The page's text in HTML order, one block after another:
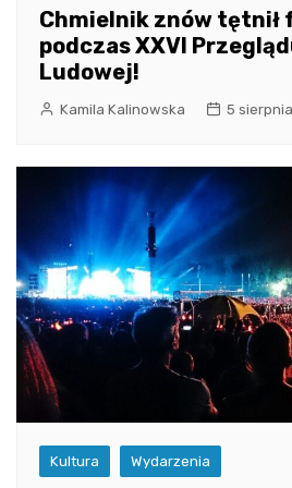
Chmielnik znów tętnił
podczas XXVI
Ludowej!
Kamila Kalinowska 5
Kultura Wydarzenia